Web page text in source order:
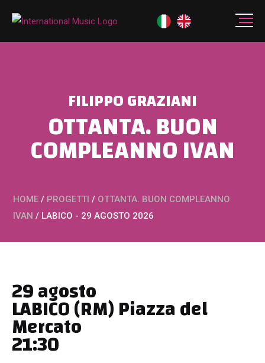
FILIPPO GRAZIANI
OTTANTA. BUON
COMPLEANNO IVAN
HOME / PROGETTI / OTTANTA. BUON COMPLEANNO
IVAN / LABICO - 29 AGOSTO 2026
29 agosto
LABICO (RM) Piazza del
Mercato
21:30